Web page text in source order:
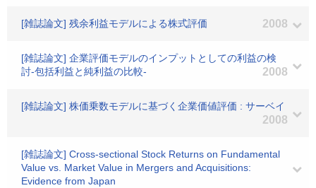
[雑誌論文] 残余利益モデルによる株式評価 2008
[雑誌論文] 企業評価モデルのインプットとしての利益の検
討-包括利益と純利益の比較-
2008
[雑誌論文] 株価乗数モデルに基づく企業価値評価 : サーベイ
2008
[雑誌論文] Cross-sectional Stock Returns on Fundamental
Value vs. Market Value in Mergers and Acquisitions:
Evidence from Japan